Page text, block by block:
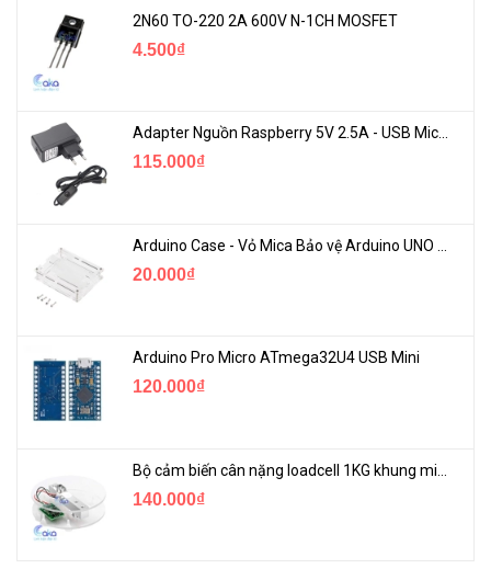
2N60 TO-220 2A 600V N-1CH MOSFET
4.500₫
Adapter Nguồn Raspberry 5V 2.5A - USB Micro Có Công Tắc
115.000₫
20.000₫
Arduino Pro Micro ATmega32U4 USB Mini
120.000₫
140.000₫